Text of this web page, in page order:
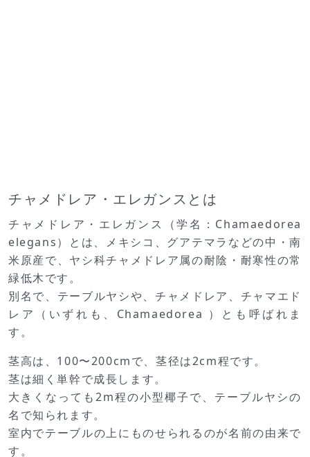
チャメドレア・エレガンスとは
チャメドレア・エレガンス（学名：Chamaedorea
elegans）とは、メキシコ、グアテマラなどの中・南
米原産で、ヤシ科チャメドレア属の耐陰・耐寒性の常
緑低木です。
別名で、テーブルヤシや、チャメドレア、チャマエド
レア（いずれも、Chamaedorea ）とも呼ばれま
す。
茎高は、100〜200cmで、茎径は2cm程です。
茎は細く単幹で成長します。
大きくなっても2m程の小型椰子で、テーブルヤシの
名で知られます。
室内でテーブルの上にものせられるのが名前の由来で
す。